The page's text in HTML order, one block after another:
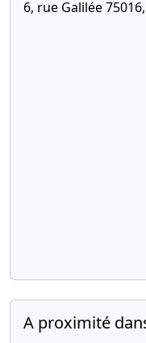
6, rue Galilée
A proximité